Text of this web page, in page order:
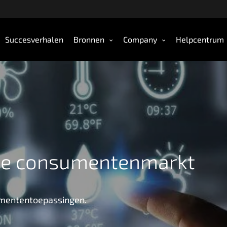
Succesverhalen Bronnen Company Helpcentrum
consumentenmarkt